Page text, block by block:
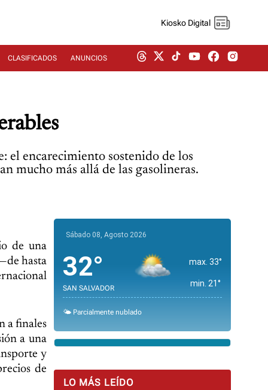
Kiosko Digital
CLASIFICADOS ANUNCIOS
el encarecimiento sostenido de los
mucho más allá de las gasolineras.
de una
hasta
a finales
a una
y
de
Sábado 08, Agosto 2026
32°
SAN SALVADOR
max. 33°
min. 21°
🌤️ Parcialmente nublado
LO MÁS LEÍDO